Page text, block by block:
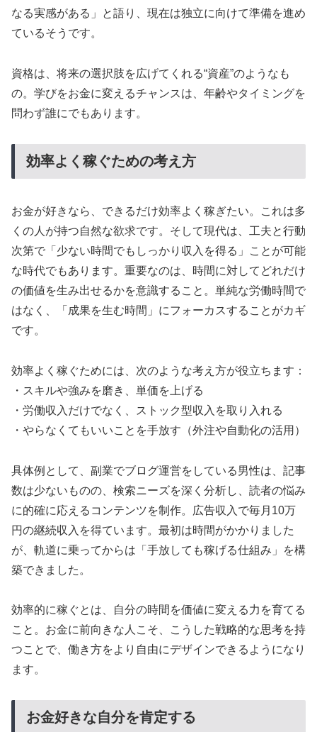
なる実感がある」と語り、現在は独立に向けて準備を進め
ているそうです。
資格は、将来の選択肢を広げてくれる“資産”のようなも
の。学びをお金に変えるチャンスは、年齢やタイミングを
問わず誰にでもあります。
効率よく稼ぐための考え方
お金が好きなら、できるだけ効率よく稼ぎたい。これは多
くの人が持つ自然な欲求です。そして現代は、工夫と行動
次第で「少ない時間でもしっかり収入を得る」ことが可能
な時代でもあります。重要なのは、時間に対してどれだけ
の価値を生み出せるかを意識すること。単純な労働時間で
はなく、「成果を生む時間」にフォーカスすることがカギ
です。
効率よく稼ぐためには、次のような考え方が役立ちます：
・スキルや強みを磨き、単価を上げる
・労働収入だけでなく、ストック型収入を取り入れる
・やらなくてもいいことを手放す（外注や自動化の活用）
具体例として、副業でブログ運営をしている男性は、記事
数は少ないものの、検索ニーズを深く分析し、読者の悩み
に的確に応えるコンテンツを制作。広告収入で毎月10万
円の継続収入を得ています。最初は時間がかかりました
が、軌道に乗ってからは「手放しても稼げる仕組み」を構
築できました。
効率的に稼ぐとは、自分の時間を価値に変える力を育てる
こと。お金に前向きな人こそ、こうした戦略的な思考を持
つことで、働き方をより自由にデザインできるようになり
ます。
お金好きな自分を肯定する